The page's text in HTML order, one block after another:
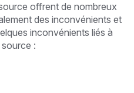
offrent de nombreux
des inconvénients et
inconvénients liés à
: